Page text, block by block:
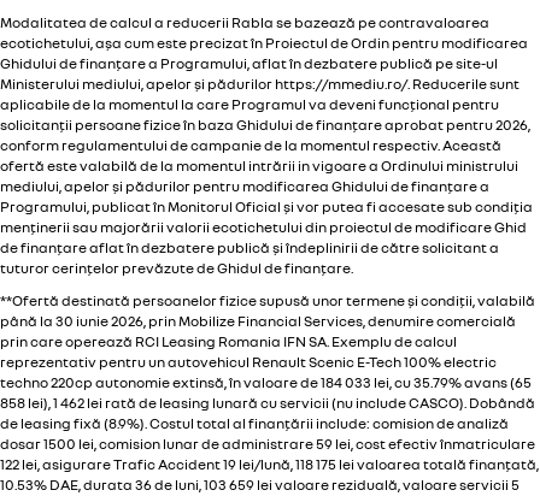
Modalitatea de calcul a reducerii Rabla se bazează pe contravaloarea
ecotichetului, așa cum este precizat în Proiectul de Ordin pentru modificarea
Ghidului de finanțare a Programului, aflat în dezbatere publică pe site-ul
Ministerului mediului, apelor și pădurilor https://mmediu.ro/. Reducerile sunt
aplicabile de la momentul la care Programul va deveni funcțional pentru
solicitanții persoane fizice în baza Ghidului de finanțare aprobat pentru 2026,
conform regulamentului de campanie de la momentul respectiv. Această
ofertă este valabilă de la momentul intrării in vigoare a Ordinului ministrului
mediului, apelor și pădurilor pentru modificarea Ghidului de finanțare a
Programului, publicat în Monitorul Oficial și vor putea fi accesate sub condiția
menținerii sau majorării valorii ecotichetului din proiectul de modificare Ghid
de finanțare aflat în dezbatere publică și îndeplinirii de către solicitant a
tuturor cerințelor prevăzute de Ghidul de finanțare.
**Ofertă destinată persoanelor fizice supusă unor termene și condiții, valabilă
până la 30 iunie 2026, prin Mobilize Financial Services, denumire comercială
prin care operează RCI Leasing Romania IFN SA. Exemplu de calcul
reprezentativ pentru un autovehicul Renault Scenic E-Tech 100% electric
techno 220cp autonomie extinsă, în valoare de 184 033 lei, cu 35.79% avans (65
858 lei), 1 462 lei rată de leasing lunară cu servicii (nu include CASCO). Dobândă
de leasing fixă (8.9%). Costul total al finanțării include: comision de analiză
dosar 1500 lei, comision lunar de administrare 59 lei, cost efectiv înmatriculare
122 lei, asigurare Trafic Accident 19 lei/lună, 118 175 lei valoarea totală finanțată,
10.53% DAE, durata 36 de luni, 103 659 lei valoare reziduală, valoare servicii 5